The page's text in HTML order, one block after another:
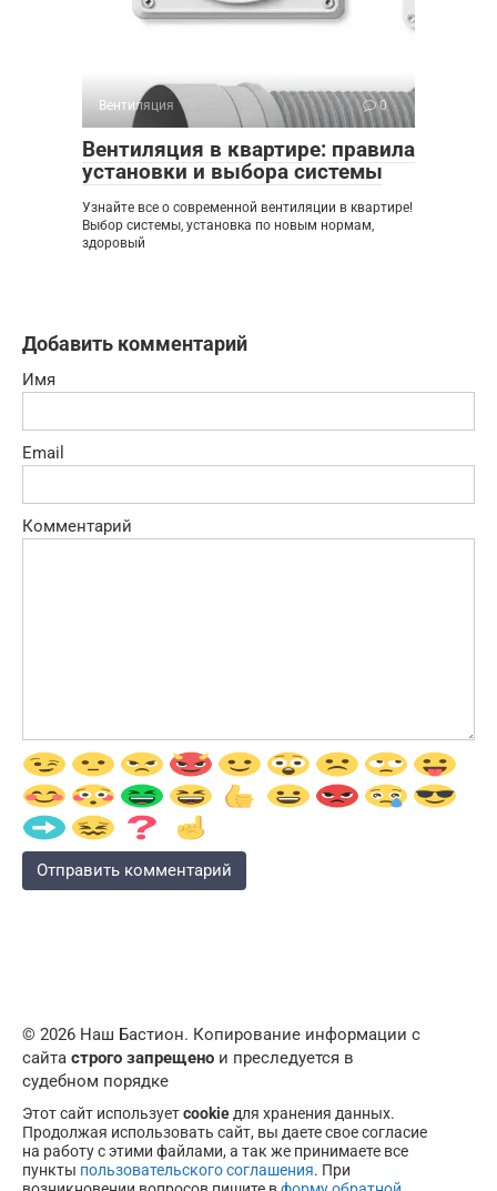
Вентиляция 0
Вентиляция в квартире: правила
установки и выбора системы
Узнайте все о современной вентиляции в квартире!
Выбор системы, установка по новым нормам,
здоровый
Добавить комментарий
Имя
Email
Комментарий
© 2026 Наш Бастион. Копирование информации с
сайта строго запрещено и преследуется в
судебном порядке
Этот сайт используетcookie для хранения данных.
Продолжая использовать сайт, вы даете свое согласие
на работу с этими файлами, а так же принимаете все
пункты пользовательского соглашения. При